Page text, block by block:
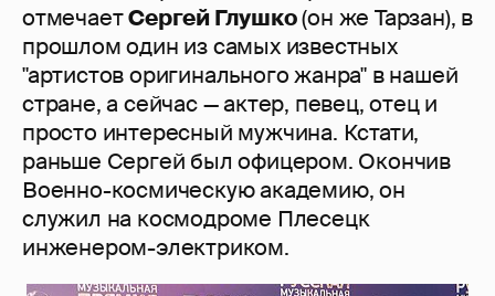
отмечаетСергей Глушко(он же Тарзан), в
прошлом один из самых известных
"артистов оригинального жанра" в нашей
стране, а сейчас — актер, певец, отец и
просто интересный мужчина. Кстати,
раньше Сергей был офицером. Окончив
Военно-космическую академию, он
служил на космодроме Плесецк
инженером-электриком.